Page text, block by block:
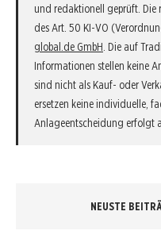
und redaktionell geprüft.
des Art. 50 KI-VO
global.de GmbH . Die auf
Informationen stellen keine
sind nicht als Kauf- oder
ersetzen keine individuelle,
Anlageentscheidung erfolgt
NEUSTE